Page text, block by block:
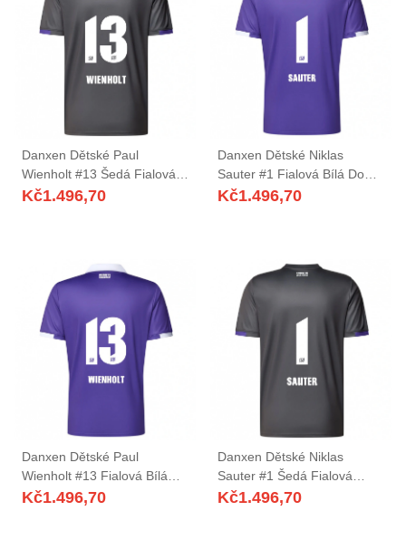
Danxen Dětské Paul
Wienholt #13 Šedá Fialová
Daleko Hráčské Dresy
Kč1.496,70
Danxen Dětské Niklas
Sauter #1 Fialová Bílá Domů
Hráčské Dresy 2025/26 Dres
Kč1.496,70
Danxen Dětské Paul
Wienholt #13 Fialová Bílá
Domů Hráčské Dresy
Kč1.496,70
Danxen Dětské Niklas
Sauter #1 Šedá Fialová
Daleko Hráčské Dresy
Kč1.496,70